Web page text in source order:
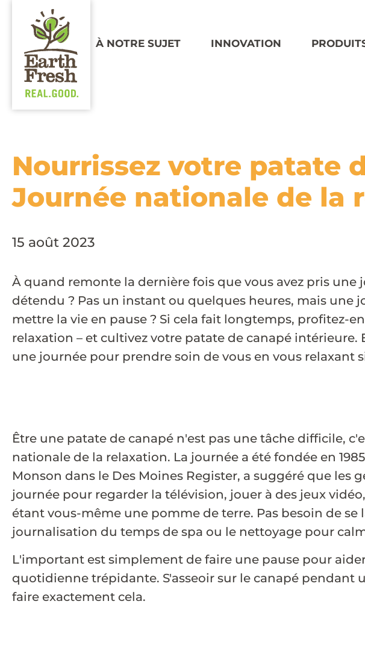
À NOTRE SUJET INNOVATION
Nourrissez votre patate
Journée nationale de la
15 août 2023
À quand remonte la dernière fois que vous avez pris
détendu ? Pas un instant ou quelques heures, mais une
mettre la vie en pause ? Si cela fait longtemps, profitez-
relaxation – et cultivez votre patate de canapé
une journée pour prendre soin de vous en vous relaxant
Être une patate de canapé n'est pas une tâche difficile,
nationale de la relaxation. La journée a été fondée en
Monson dans le Des Moines Register, a suggéré que les
journée pour regarder la télévision, jouer à des jeux
étant vous-même une pomme de terre. Pas besoin de
journalisation du temps de spa ou le nettoyage pour
L'important est simplement de faire une pause pour
quotidienne trépidante. S'asseoir sur le canapé
faire exactement cela.